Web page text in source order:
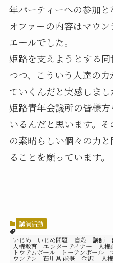
年パーティーへの参加と
オファーの内容はマウ
エールでした。
姫路を支えようとする
つつ、こういう人達の
ていくんだと実感しまし
姫路青年会議所の皆様
いるんだと思います。
の素晴らしい個々の力
ることを願っています。
講演活動
いじめ いじめ問題 自殺 講師
人権教育 エンターテイナー
トウテムポール トーテンポール
ウンテン 石川県 能登 金沢 人権